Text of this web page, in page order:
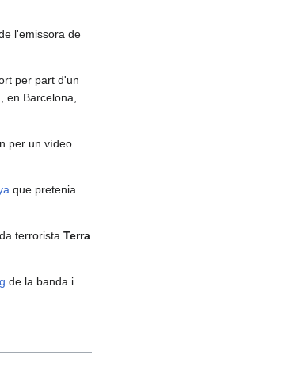
l'emissora de
per part d'un
en Barcelona,
per un vídeo
que pretenia
terrorista Terra
de la banda i